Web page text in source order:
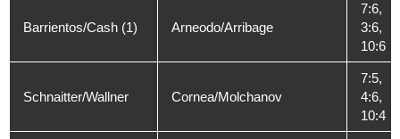
Barrientos/Cash (1) Arneodo/Arribage
7:6,
3:6,
10:6
Schnaitter/Wallner Cornea/Molchanov
7:5,
4:6,
10:4